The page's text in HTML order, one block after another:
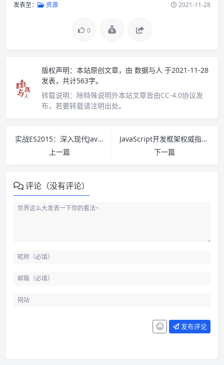
发表至： 资源 2021-11-28
0
版权声明： 本站原创文章，由 数据与人 于2021-11-28
发表，共计563字。
转载说明： 除特殊说明外本站文章皆由CC-4.0协议发
布，若要转载请注明出处。
实战ES2015：深入现代JavaScript 应用开发 PDF下载
上一篇
JavaScript开发框架权威指南 PDF下载
下一篇
评论（没有评论）
发布评论